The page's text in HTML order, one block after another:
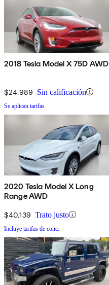
2018 Tesla Model X 75D AWD
$24,989 Sin calificación
Se aplican tarifas
2020 Tesla Model X Long
Range AWD
$40,139 Trato justo
Incluye tarifas de conc.